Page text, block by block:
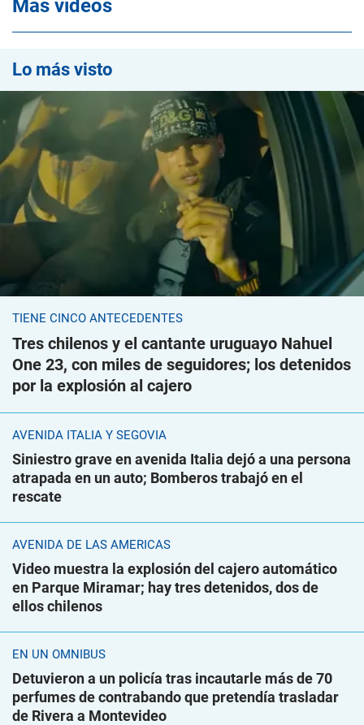
Mas videos
Lo más visto
TIENE CINCO ANTECEDENTES
Tres chilenos y el cantante uruguayo Nahuel
One 23, con miles de seguidores; los detenidos
por la explosión al cajero
AVENIDA ITALIA Y SEGOVIA
Siniestro grave en avenida Italia dejó a una persona
atrapada en un auto; Bomberos trabajó en el
rescate
AVENIDA DE LAS AMÉRICAS
Video muestra la explosión del cajero automático
en Parque Miramar; hay tres detenidos, dos de
ellos chilenos
EN UN ÓMNIBUS
Detuvieron a un policía tras incautarle más de 70
perfumes de contrabando que pretendía trasladar
de Rivera a Montevideo